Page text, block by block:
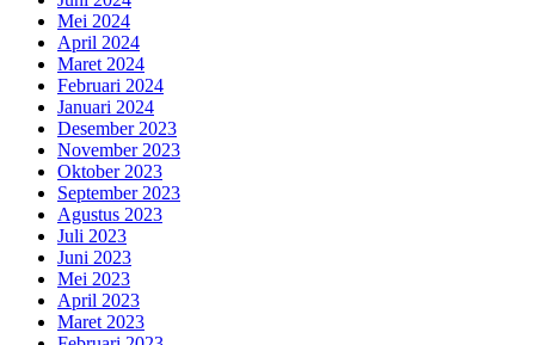
Mei 2024
April 2024
Maret 2024
Februari 2024
Januari 2024
Desember 2023
November 2023
Oktober 2023
September 2023
Agustus 2023
Juli 2023
Juni 2023
Mei 2023
April 2023
Maret 2023